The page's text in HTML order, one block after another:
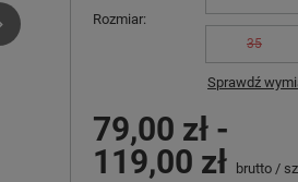
Rozmiar
35
Sprawdź
79,00 zł -
119,00 zł
brutto /